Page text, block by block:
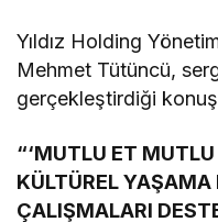
Yıldız Holding
Mehmet Tütüncü,
gerçekleştirdiği
“‘MUTLU ET
KÜLTÜREL YAŞAMA
ÇALIŞMALARI